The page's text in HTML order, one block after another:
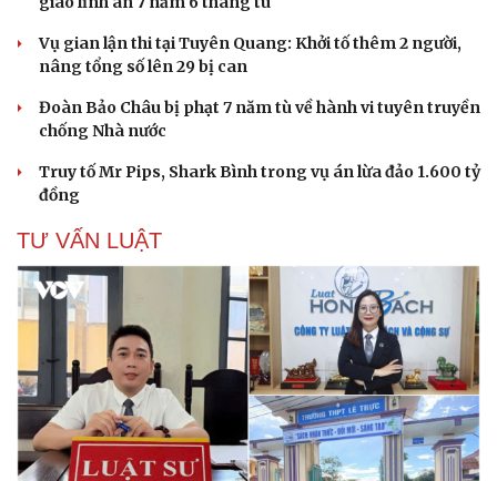
Vụ gian lận thi tại Tuyên Quang: Khởi tố thêm 2 người,
nâng tổng số lên 29 bị can
Đoàn Bảo Châu bị phạt 7 năm tù về hành vi tuyên truyền
chống Nhà nước
Truy tố Mr Pips, Shark Bình trong vụ án lừa đảo 1.600 tỷ
đồng
TƯ VẤN LUẬT